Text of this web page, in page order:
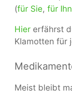
(für Sie, für Ihn
Hier erfährst
Klamotten für
Meist bleibt